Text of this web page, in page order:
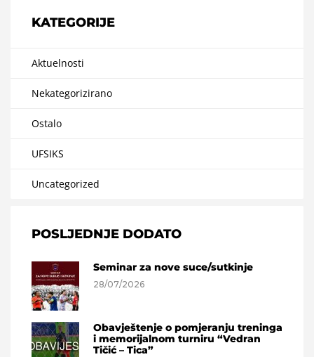
KATEGORIJE
Aktuelnosti
Nekategorizirano
Ostalo
UFSIKS
Uncategorized
POSLJEDNJE DODATO
Seminar za nove suce/sutkinje
28/07/2026
Obavještenje o pomjeranju treninga
i memorijalnom turniru “Vedran
Tičić – Tica”